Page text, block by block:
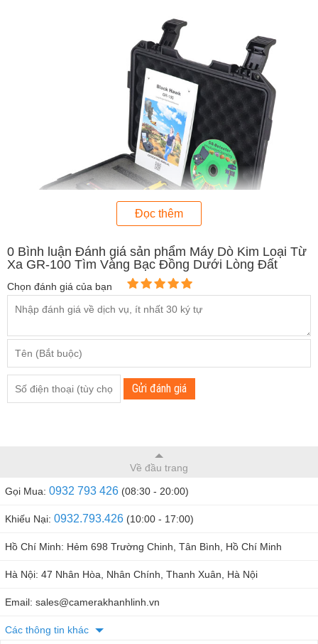
Thông Số Kỹ Thuật
Mã: GR-100
Nguồn: dùng pin 12V có thể sạc lại
Màn hình: Màn hình LED
Hệ thống âm thanh: thị giác và thính giác
tôi bật thiết bị bằng cách nhấp vào màn hình và lựa chọn
mục tiêu cần tìm kiếm.
Ví dụ (vàng): chúng ta phải chọn kim loại vàng. Sau đó
Đọc thêm
0 Bình luận Đánh giá sản phẩm Máy Dò Kim Loại Từ
Xa GR-100 Tìm Vàng Bạc Đồng Dưới Lòng Đất
Chọn đánh giá của bạn
Gửi đánh giá
Về đầu trang
Gọi Mua: 0932 793 426 (08:30 - 20:00)
Khiếu Nại: 0932.793.426 (10:00 - 17:00)
Hồ Chí Minh: Hẻm 698 Trường Chinh, Tân Bình, Hồ Chí Minh
Hà Nội: 47 Nhân Hòa, Nhân Chính, Thanh Xuân, Hà Nội
Email: sales@camerakhanhlinh.vn
Các thông tin khác